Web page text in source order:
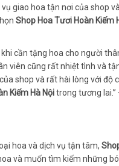
giao hoa tận nơi của shop
Shop Hoa Tươi Hoàn Kiếm
cần tặng hoa cho người
viên cũng rất nhiệt tình và
shop và rất hài lòng với độ
Kiếm Hà Nộitrong tương
hoa và dịch vụ tận tâm,
và muốn tìm kiếm những